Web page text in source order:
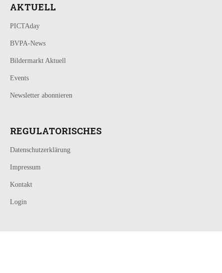
AKTUELL
PICTAday
BVPA-News
Bildermarkt Aktuell
Events
Newsletter abonnieren
REGULATORISCHES
Datenschutzerklärung
Impressum
Kontakt
Login